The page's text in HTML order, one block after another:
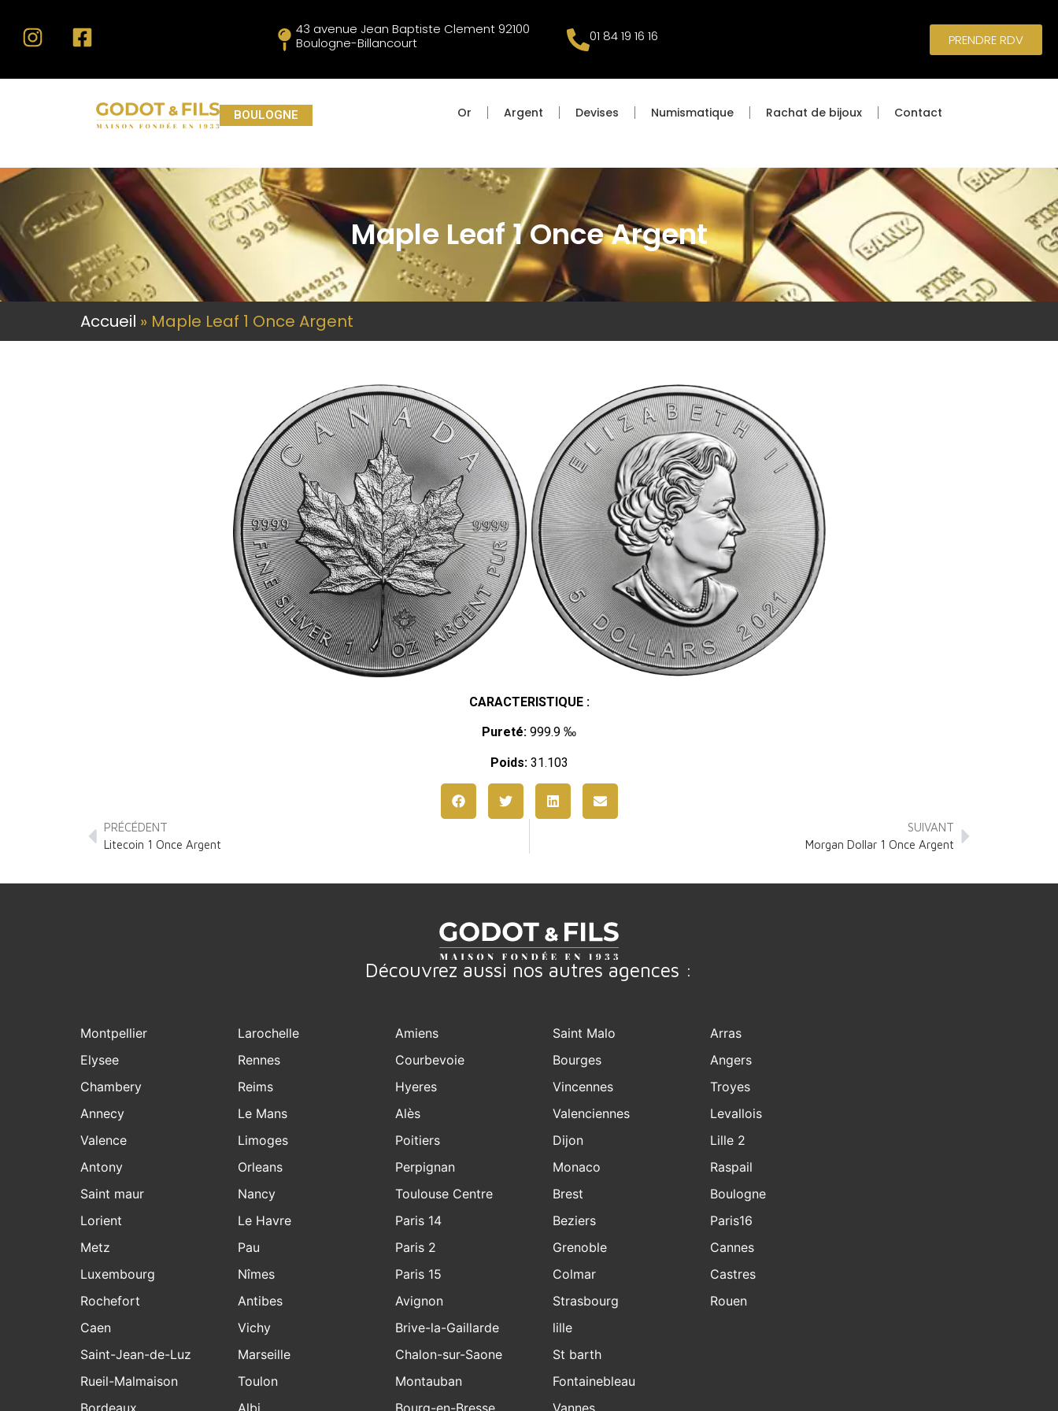
43 avenue Jean Baptiste Clement 92100
Boulogne-Billancourt
01 84 19 16 16 PRENDRE RDV
BOULOGNE Or Argent Devises Numismatique Rachat de bijoux Contact
Maple Leaf 1 Once Argent
Accueil » Maple Leaf 1 Once Argent
CARACTERISTIQUE :
Pureté: 999.9 ‰
Poids:31.103
PRÉCÉDENT
Litecoin 1 Once Argent
SUIVANT
Morgan Dollar 1 Once Argent
Découvrez aussi nos autres agences :
Montpellier
Elysee
Chambery
Annecy
Valence
Antony
Saint maur
Lorient
Metz
Luxembourg
Rochefort
Larochelle
Rennes
Reims
Le Mans
Limoges
Orleans
Nancy
Le Havre
Pau
Nîmes
Antibes
Amiens
Courbevoie
Hyeres
Alès
Poitiers
Perpignan
Toulouse Centre
Paris 14
Paris 2
Paris 15
Avignon
Saint Malo
Bourges
Vincennes
Valenciennes
Dijon
Monaco
Brest
Beziers
Grenoble
Colmar
Strasbourg
Arras
Angers
Troyes
Levallois
Lille 2
Raspail
Boulogne
Paris16
Cannes
Castres
Rouen
Caen
Saint-Jean-de-Luz
Rueil-Malmaison
Bordeaux
Vichy
Marseille
Toulon
Albi
Brive-la-Gaillarde
Chalon-sur-Saone
Montauban
Bourg-en-Bresse
lille
St barth
Fontainebleau
Vannes